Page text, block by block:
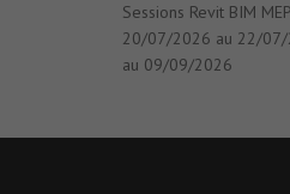
Sessions Revit BIM
20/07/2026 au 22/
au 09/09/2026